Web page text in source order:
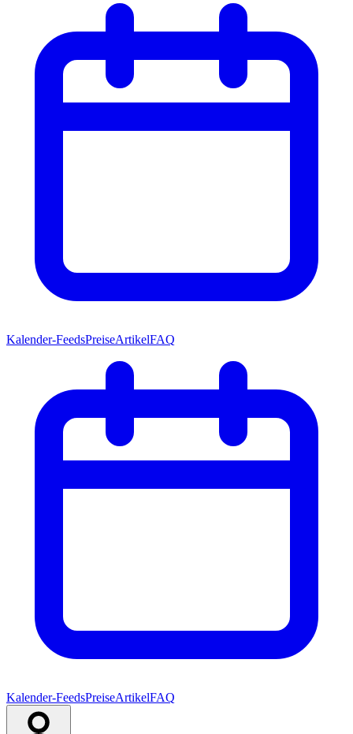
Kalender-FeedsPreiseArtikelFAQ
Kalender-FeedsPreiseArtikelFAQ